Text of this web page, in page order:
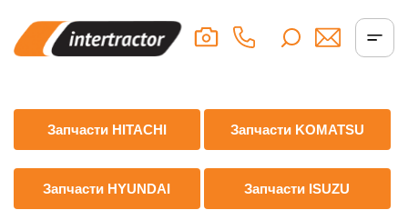
Запчасти HITACHI Запчасти KOMATSU
Запчасти HYUNDAI Запчасти ISUZU